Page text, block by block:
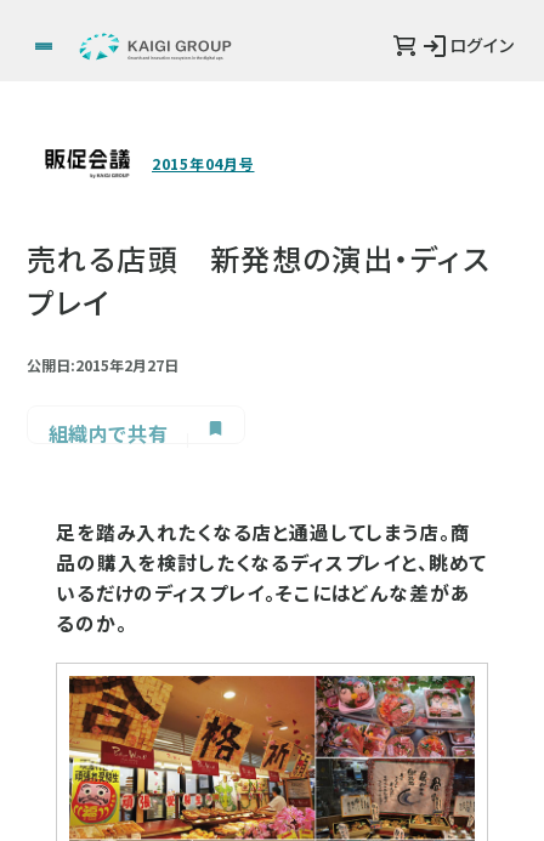
ログイン
2015年04月号
売れる店頭 新発想の演出・ディス
プレイ
公開日:2015年2月27日
組織内で共有
足を踏み入れたくなる店と通過してしまう店。商
品の購入を検討したくなるディスプレイと、眺めて
いるだけのディスプレイ。そこにはどんな差があ
るのか。